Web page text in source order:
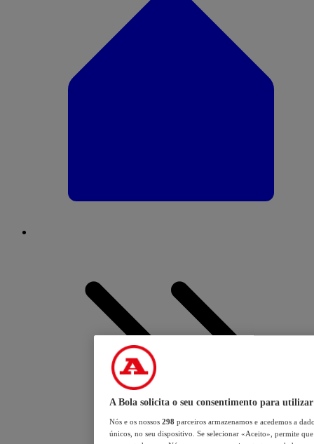
A Bola solicita o seu consentimento para utilizar
Nós e os nossos 298 parceiros armazenamos e acedemos a
únicos, no seu dispositivo. Se selecionar «Aceito», permite